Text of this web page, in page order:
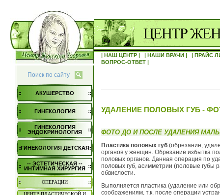
| НАШ ЦЕНТР | | НАШИ ВРАЧИ |
| ПРАЙС
ВОПРОС-ОТВЕТ |
Поиск по сайту
АКУШЕРСТВО
ГИНЕКОЛОГИЯ
ГИНЕКОЛОГИЯ
ЭНДОКРИНОЛОГИЯ
ГИНЕКОЛОГИЯ ДЕТСКАЯ
-- ЭСТЕТИЧЕСКАЯ --
ИНТИМНАЯ ХИРУРГИЯ
ОПЕРАЦИИ
ЦЕНТР ПЛАСТИЧЕСКОЙ И
УДАЛЕНИЕ ПОЛОВЫХ ГУБ -
ФОТО ДО И ПОСЛЕ УДАЛЕНИЯ
Пластика половых губ (обрезание,
органов у женщин. Обрезание избытка
половых органов. Данная операция по
половых губ, асимметрии (половые губы
обвислости.
Выполняется пластика (удаление или
соображениям, т.к. после операции